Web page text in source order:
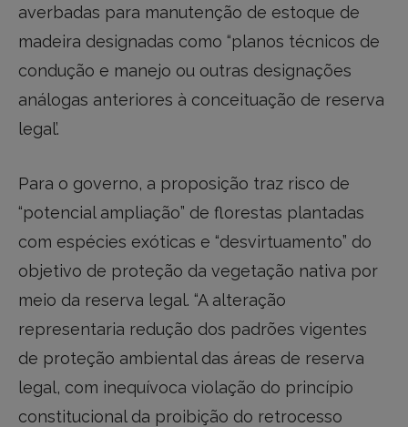
averbadas para manutenção de estoque de
madeira designadas como “planos técnicos de
condução e manejo ou outras designações
análogas anteriores à conceituação de reserva
legal’.
Para o governo, a proposição traz risco de
“potencial ampliação” de florestas plantadas
com espécies exóticas e “desvirtuamento” do
objetivo de proteção da vegetação nativa por
meio da reserva legal. “A alteração
representaria redução dos padrões vigentes
de proteção ambiental das áreas de reserva
legal, com inequívoca violação do princípio
constitucional da proibição do retrocesso